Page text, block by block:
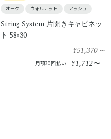
オーク
ウォルナット アッシュ
String System 片開きキャビネッ
ト 58×30
¥51,370～
月額30回払い ¥1,712〜